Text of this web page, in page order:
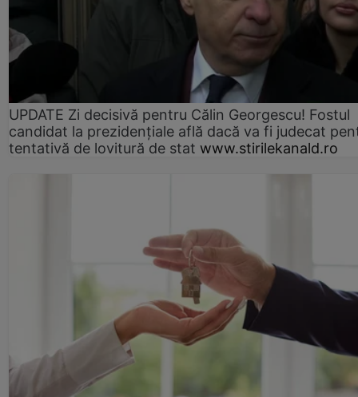
UPDATE Zi decisivă pentru Călin Georgescu! Fostul
candidat la prezidențiale află dacă va fi judecat
tentativă de lovitură de stat www.stirilekanald.ro